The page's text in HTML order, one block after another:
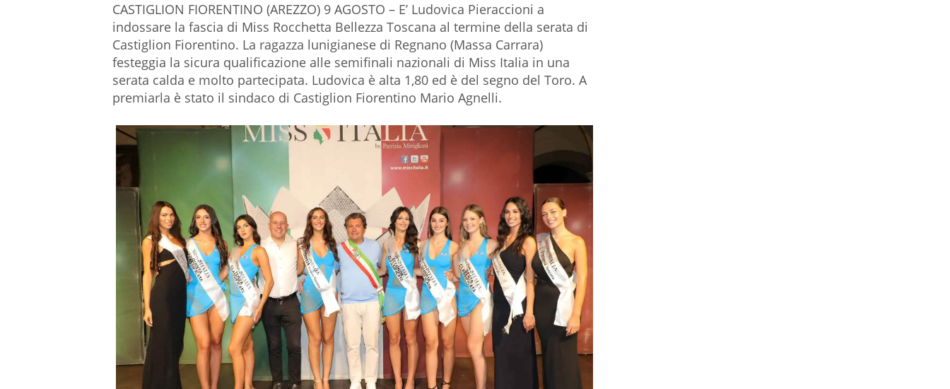
CASTIGLION FIORENTINO (AREZZO) 9 AGOSTO – E’ Ludovica Pieraccioni a
indossare la fascia di Miss Rocchetta Bellezza Toscana al termine della serata di
Castiglion Fiorentino. La ragazza lunigianese di Regnano (Massa Carrara)
festeggia la sicura qualificazione alle semifinali nazionali di Miss Italia in una
serata calda e molto partecipata. Ludovica è alta 1,80 ed è del segno del Toro. A
premiarla è stato il sindaco di Castiglion Fiorentino Mario Agnelli.